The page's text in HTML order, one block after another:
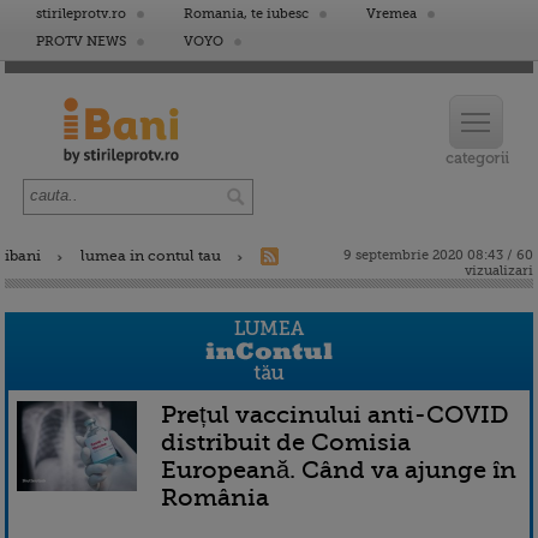
stirileprotv.ro Romania, te iubesc
Vremea
PROTV NEWS
VOYO
ibani lumea in contul tau
9 septembrie 2020 08:43 / 60
vizualizari
Prețul vaccinului anti-COVID
distribuit de Comisia
Europeană. Când va ajunge în
România